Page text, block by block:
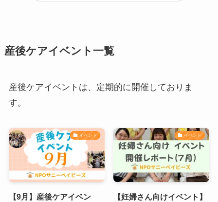
産後ケアイベント一覧
産後ケアイベントは、定期的に開催しておりま
す。
イベント
【9月】産後ケアイベン
イベント
【妊婦さん向けイベント】